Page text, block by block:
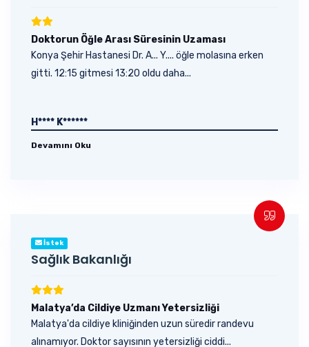
Doktorun Öğle Arası Süresinin Uzaması
Konya Şehir Hastanesi Dr. A... Y.... öğle molasına erken
gitti. 12:15 gitmesi 13:20 oldu daha...
H**** K******
Devamını Oku
İstek
Sağlık Bakanlığı
Malatya’da Cildiye Uzmanı Yetersizliği
Malatya'da cildiye kliniğinden uzun süredir randevu
alınamıyor. Doktor sayısının yetersizliği ciddi...